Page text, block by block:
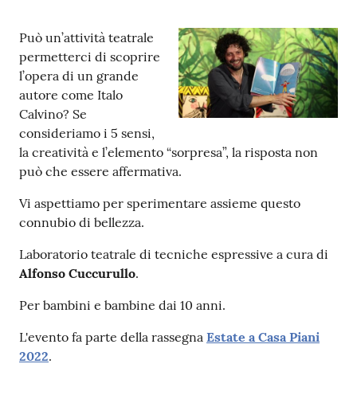
Casa
Piani
Archivio
storico
Patto
per
lettura
Può un’attività teatrale
permetterci di scoprire
l’opera di un grande
autore come Italo
Calvino? Se
consideriamo i 5 sensi,
la creatività e l’elemento “sorpresa”, la risposta non
può che essere affermativa.
Vi aspettiamo per sperimentare assieme questo
connubio di bellezza.
Laboratorio teatrale di tecniche espressive a cura di
Alfonso Cuccurullo.
Per bambini e bambine dai 10 anni.
L'evento fa parte della rassegna Estate a Casa Piani
2022.